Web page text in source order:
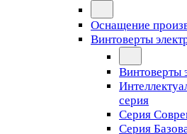
Оснащение
Винтоверты
Винтоверты
серия
Серия
Серия